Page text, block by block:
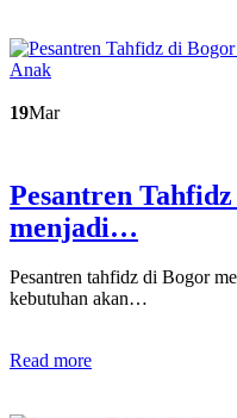
19Mar
Pesantren
menjadi…
Pesantren tahfidz di Bogor
kebutuhan akan…
Read more